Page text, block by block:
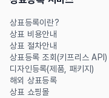
니다. 상표는 유행이 되기
에 선점해야 합니다. 지금
로 확인해보세요.
상표등록이란?
상표 비용안내
상표 절차안내
상표등록 조회(키프리스 API)
디자인등록(제품, 패키지)
해외 상표등록
상표 쇼핑몰